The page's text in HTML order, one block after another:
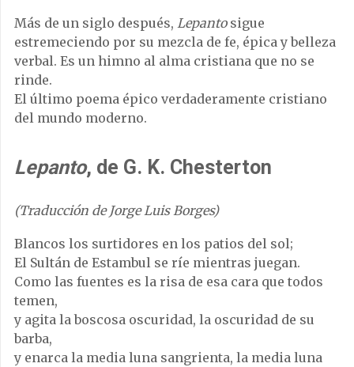
Más de un siglo después, Lepantosigue
estremeciendo por su mezcla de fe, épica y belleza
verbal. Es un himno al alma cristiana que no se
rinde.
El último poema épico verdaderamente cristiano
del mundo moderno.
Lepanto, de G. K. Chesterton
(Traducción de Jorge Luis Borges)
Blancos los surtidores en los patios del sol;
El Sultán de Estambul se ríe mientras juegan.
Como las fuentes es la risa de esa cara que todos
temen,
y agita la boscosa oscuridad, la oscuridad de su
barba,
y enarca la media luna sangrienta, la media luna